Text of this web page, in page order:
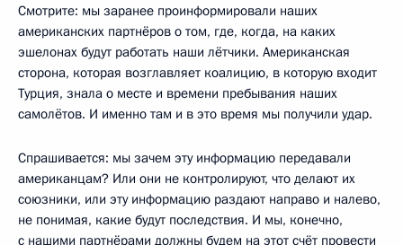
Смотрите: мы заранее проинформировали наших
американских партнёров о том, где, когда, на каких
эшелонах будут работать наши лётчики. Американская
сторона, которая возглавляет коалицию, в которую входит
Турция, знала о месте и времени пребывания наших
самолётов. И именно там и в это время мы получили удар.
Спрашивается: мы зачем эту информацию передавали
американцам? Или они не контролируют, что делают их
союзники, или эту информацию раздают направо и налево,
не понимая, какие будут последствия. И мы, конечно,
с нашими партнёрами должны будем на этот счёт провести